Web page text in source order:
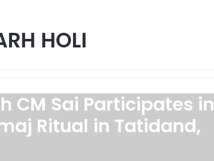
HOLI
CM Sai Participates in
Ritual in Tatidand,